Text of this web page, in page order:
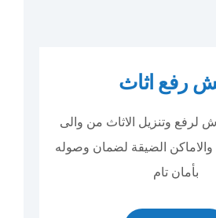
رفع اثاث
لرفع وتنزيل الاثاث من والى
والاماكن الضيقة لضمان وصوله
بأمان تام